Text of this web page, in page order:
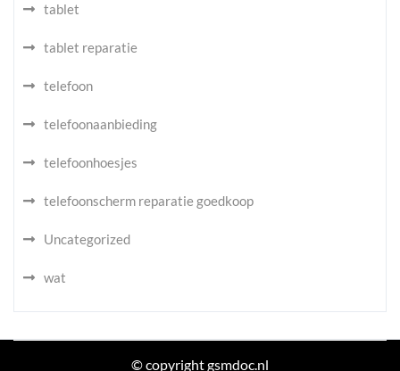
tablet
tablet reparatie
telefoon
telefoonaanbieding
telefoonhoesjes
telefoonscherm reparatie goedkoop
Uncategorized
wat
© copyright gsmdoc.nl